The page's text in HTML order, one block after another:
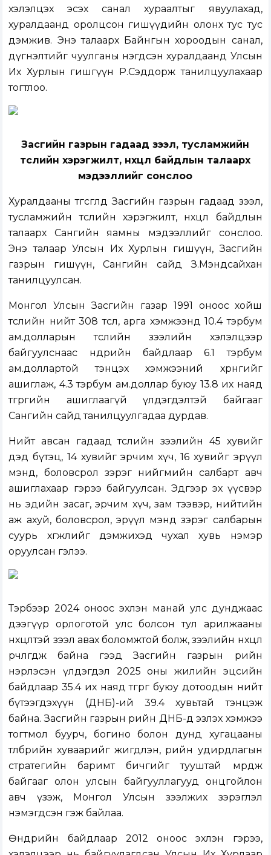
хэлэлцэх эсэх санал хураалтыг явуулахад,
хуралдаанд оролцсон гишүүдийн олонх тус тус
дэмжив. Энэ талаарх Байнгын хороодын санал,
дүгнэлтийг чуулганы нэгдсэн хуралдаанд Улсын
Их Хурлын гишгүүн Р.Сэддорж танилцуулахаар
тогтлоо.
Засгийн газрын гадаад зээл, тусламжийн
төслийн хэрэгжилт, нөхцөл байдлын талаарх
мэдээллийг сонслоо
Хуралдааны төгсгөлд Засгийн газрын гадаад зээл,
тусламжийн төслийн хэрэгжилт, нөхцөл байдлын
талаарх Сангийн яамны мэдээллийг сонслоо.
Энэ талаар Улсын Их Хурлын гишүүн, Засгийн
газрын гишүүн, Сангийн сайд З.Мэндсайхан
танилцуулсан.
Монгол Улсын Засгийн газар 1991 оноос хойш
төслийн нийт 308 төсөл, арга хэмжээнд 10.4 тэрбум
ам.долларын төслийн зээлийн хэлэлцээр
байгуулснаас өнөөдрийн байдлаар 6.1 тэрбум
ам.доллартой тэнцэх хэмжээний хөрөнгийг
ашиглаж, 4.3 тэрбум ам.доллар буюу 13.8 их наяд
төгрөгийн ашиглаагүй үлдэгдэлтэй байгааг
Сангийн сайд танилцуулгадаа дурдав.
Нийт авсан гадаад төслийн зээлийн 45 хувийг
дэд бүтэц, 14 хувийг эрчим хүч, 16 хувийг эрүүл
мэнд, боловсрол зэрэг нийгмийн салбарт авч
ашиглахаар гэрээ байгуулсан. Эдгээр эх үүсвэр
нь эдийн засаг, эрчим хүч, зам тээвэр, нийтийн
аж ахуй, боловсрол, эрүүл мэнд зэрэг салбарын
суурь хөгжлийг дэмжихэд чухал хувь нэмэр
оруулсан гэлээ.
Тэрбээр 2024 оноос эхлэн манай улс дунджаас
дээгүүр орлоготой улс болсон тул арилжааны
нөхцөлтэй зээл авах боломжтой болж, зээлийн нөхцөл
өөрчлөгдөж байна гээд Засгийн газрын өрийн
нэрлэсэн үлдэгдэл 2025 оны жилийн эцсийн
байдлаар 35.4 их наяд төгрөг буюу дотоодын нийт
бүтээгдэхүүн (ДНБ)-ий 39.4 хувьтай тэнцэж
байна. Засгийн газрын өрийн ДНБ-д эзлэх хэмжээ
тогтмол буурч, богино болон дунд хугацааны
төлбөрийн хуваарийг жигдлэн, өрийн удирдлагын
стратегийн баримт бичгийг тууштай мөрдөж
байгааг олон улсын байгууллагууд онцгойлон
авч үзэж, Монгол Улсын зээлжих зэрэглэл
нэмэгдсэн гэж байлаа.
Өнөөдрийн байдлаар 2012 оноос эхлэн гэрээ,